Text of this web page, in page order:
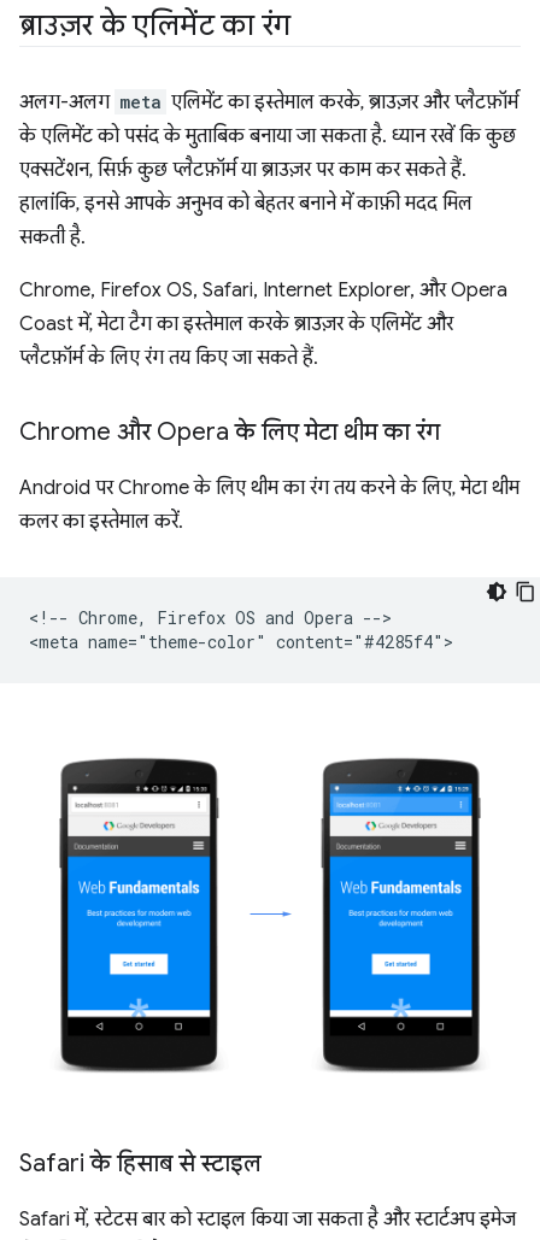
ब्राउज़र के एलिमेंट का रंग
अलग-अलग meta एलिमेंट का इस्तेमाल करके, ब्राउज़र और प्लैटफ़ॉर्म
के एलिमेंट को पसंद के मुताबिक बनाया जा सकता है. ध्यान रखें कि कुछ
एक्सटेंशन, सिर्फ़ कुछ प्लैटफ़ॉर्म या ब्राउज़र पर काम कर सकते हैं.
हालांकि, इनसे आपके अनुभव को बेहतर बनाने में काफ़ी मदद मिल
सकती है.
Chrome, Firefox OS, Safari, Internet Explorer, और Opera
Coast में, मेटा टैग का इस्तेमाल करके ब्राउज़र के एलिमेंट और
प्लैटफ़ॉर्म के लिए रंग तय किए जा सकते हैं.
Chrome और Opera के लिए मेटा थीम का रंग
Android पर Chrome के लिए थीम का रंग तय करने के लिए, मेटा थीम
कलर का इस्तेमाल करें.
<!-- Chrome, Firefox OS and Opera -->
Safari के हिसाब से स्टाइल
Safari में, स्टेटस बार को स्टाइल किया जा सकता है और स्टार्टअप इमेज